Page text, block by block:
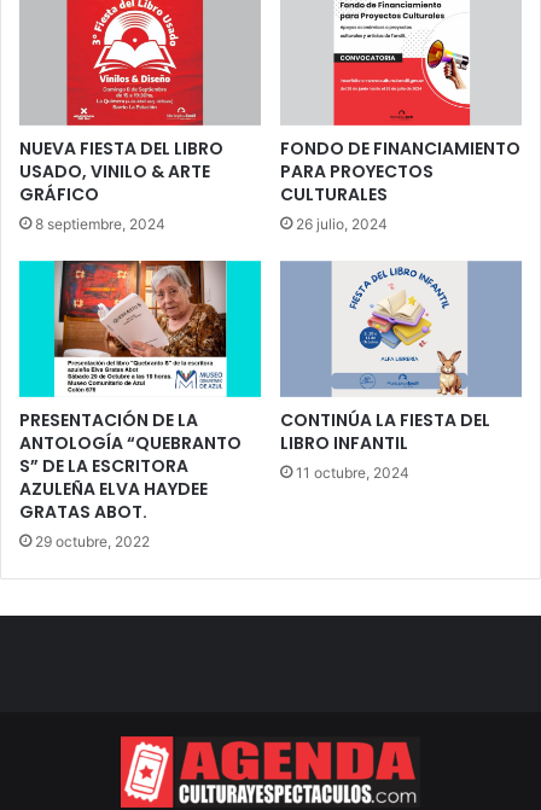
NUEVA FIESTA DEL LIBRO
USADO, VINILO & ARTE
GRÁFICO
8 septiembre, 2024
FONDO DE FINANCIAMIENTO
PARA PROYECTOS
CULTURALES
26 julio, 2024
PRESENTACIÓN DE LA
ANTOLOGÍA “QUEBRANTO
S” DE LA ESCRITORA
AZULEÑA ELVA HAYDEE
GRATAS ABOT.
29 octubre, 2022
CONTINÚA LA FIESTA DEL
LIBRO INFANTIL
11 octubre, 2024